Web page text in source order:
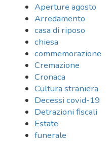
Aperture agosto
Arredamento
casa di riposo
chiesa
commemorazione
Cremazione
Cronaca
Cultura straniera
Decessi covid-19
Detrazioni fiscali
Estate
funerale